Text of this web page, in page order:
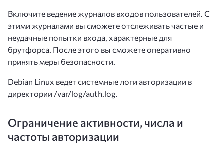
Включите ведение журналов входов пользователей. С
этими журналами вы сможете отслеживать частые и
неудачные попытки входа, характерные для
брутфорса. После этого вы сможете оперативно
принять меры безопасности.
Debian Linux ведет системные логи авторизации в
директории /var/log/auth.log.
Ограничение активности, числа и
частоты авторизации